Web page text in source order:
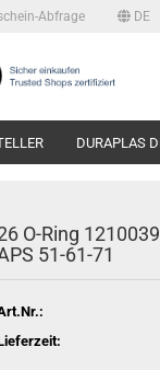
Abfrage DE
DURAPLAS
O-Ring
51-61-71